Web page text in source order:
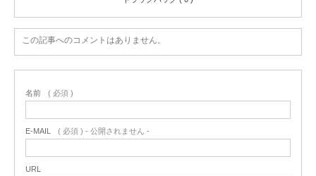
この記事へのコメントはありません。
名前 ( 必須 )
E-MAIL ( 必須 ) - 公開されません -
URL